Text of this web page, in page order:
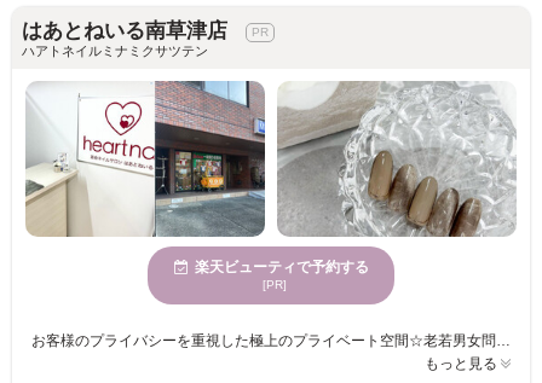
はあとねいる南草津店
ハアトネイルミナミクサツテン
楽天ビューティで予約する
[PR]
お客様のプライバシーを重視した極上のプライベート空間☆老若男女問わず来ていただけるサロン☆オシャレ上級者やオシャレ大好きな方は必見！！隠れた足元のオシャレにこだわってみませんか？！一人ひとりの‘’なりたい‘’にフィットするオーダーメイドなメニューが人気◎ ※18時以降は指名予約のみ（指名料550円）オフのみは対象外
もっと見る